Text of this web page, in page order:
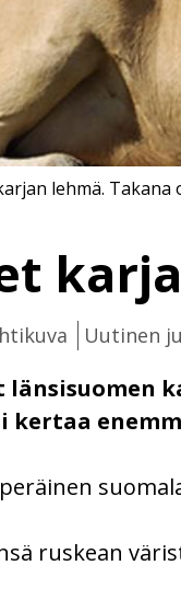
Uutinen
kertaa
lehmä.
ruskean